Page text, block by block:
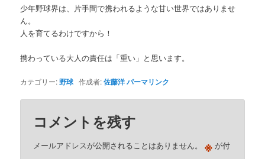
少年野球界は、片手間で携われるような甘い世界ではありませ
ん。
人を育てるわけですから！
携わっている大人の責任は「重い」と思います。
カテゴリー:野球 作成者:佐藤洋パーマリンク
コメントを残す
メールアドレスが公開されることはありません。 ※ が付